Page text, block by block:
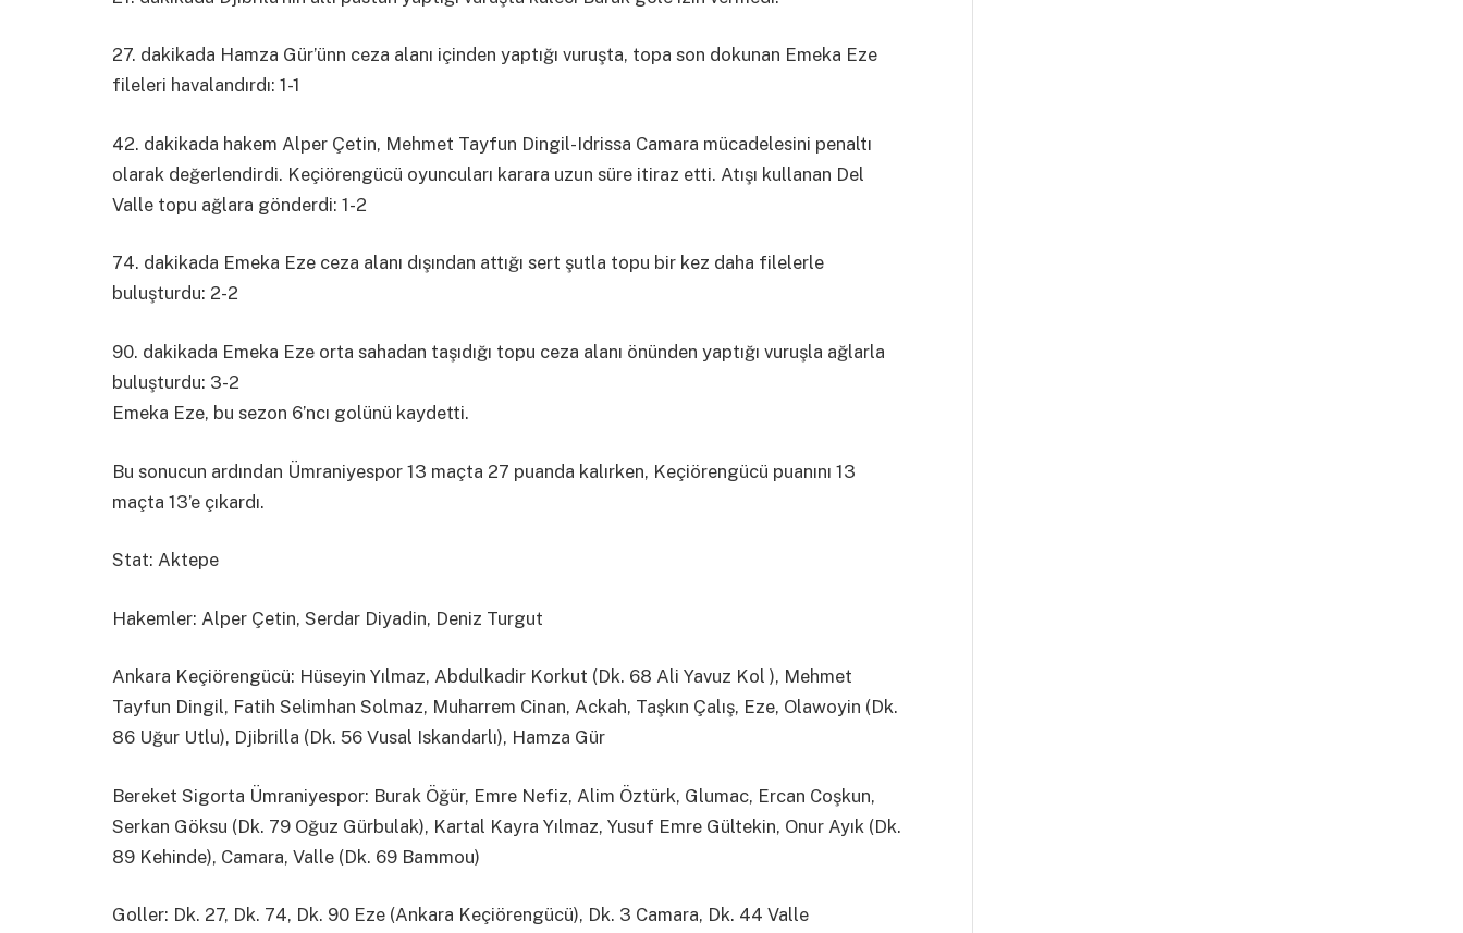
27. dakikada Hamza Gür’ünn ceza alanı içinden yaptığı vuruşta, topa son dokunan Emeka Eze
fileleri havalandırdı: 1-1
42. dakikada hakem Alper Çetin, Mehmet Tayfun Dingil-Idrissa Camara mücadelesini penaltı
olarak değerlendirdi. Keçiörengücü oyuncuları karara uzun süre itiraz etti. Atışı kullanan Del
Valle topu ağlara gönderdi: 1-2
74. dakikada Emeka Eze ceza alanı dışından attığı sert şutla topu bir kez daha filelerle
buluşturdu: 2-2
90. dakikada Emeka Eze orta sahadan taşıdığı topu ceza alanı önünden yaptığı vuruşla ağlarla
buluşturdu: 3-2
Emeka Eze, bu sezon 6’ncı golünü kaydetti.
Bu sonucun ardından Ümraniyespor 13 maçta 27 puanda kalırken, Keçiörengücü puanını 13
maçta 13’e çıkardı.
Stat: Aktepe
Hakemler: Alper Çetin, Serdar Diyadin, Deniz Turgut
Ankara Keçiörengücü: Hüseyin Yılmaz, Abdulkadir Korkut (Dk. 68 Ali Yavuz Kol ), Mehmet
Tayfun Dingil, Fatih Selimhan Solmaz, Muharrem Cinan, Ackah, Taşkın Çalış, Eze, Olawoyin (Dk.
86 Uğur Utlu), Djibrilla (Dk. 56 Vusal Iskandarlı), Hamza Gür
Bereket Sigorta Ümraniyespor: Burak Öğür, Emre Nefiz, Alim Öztürk, Glumac, Ercan Coşkun,
Serkan Göksu (Dk. 79 Oğuz Gürbulak), Kartal Kayra Yılmaz, Yusuf Emre Gültekin, Onur Ayık (Dk.
89 Kehinde), Camara, Valle (Dk. 69 Bammou)
Goller: Dk. 27, Dk. 74, Dk. 90 Eze (Ankara Keçiörengücü), Dk. 3 Camara, Dk. 44 Valle